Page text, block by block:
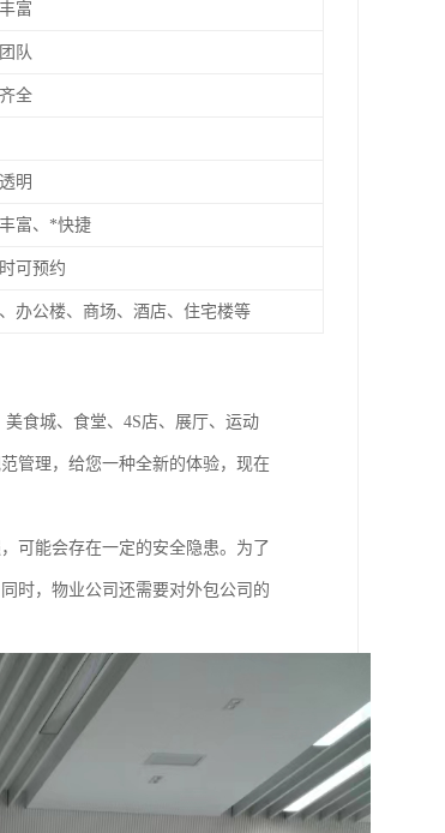
富
队
全
明
富、*快捷
可预约
办公楼、商场、酒店、住宅楼等
食城、食堂、4S店、展厅、运动
管理，给您一种全新的体验，现在
可能会存在一定的安全隐患。为了
时，物业公司还需要对外包公司的